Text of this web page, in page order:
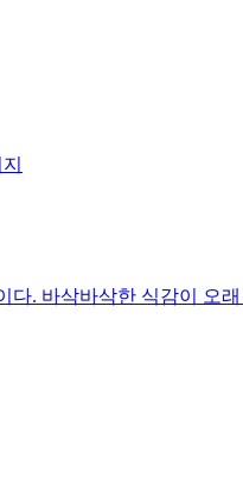
. 바삭바삭한 식감이 오